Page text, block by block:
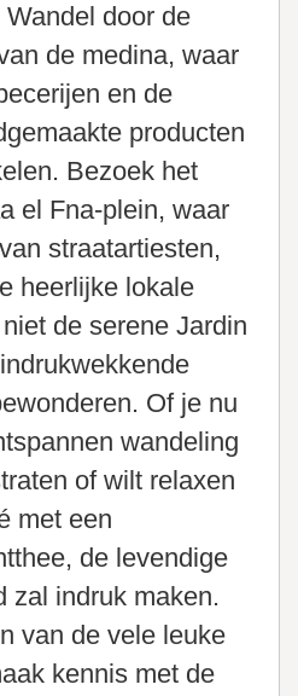
door de
de medina, waar
en de
producten
Bezoek het
el Fna-plein, waar
straatartiesten,
heerlijke lokale
de serene Jardin
Of je nu
wandeling
of wilt relaxen
met een
de levendige
zal indruk maken.
van de vele leuke
kennis met de